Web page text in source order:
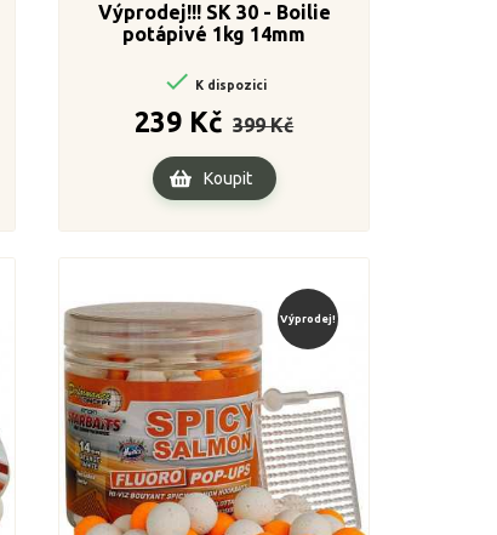
Výprodej!!! SK 30 - Boilie
potápivé 1kg 14mm
 K dispozici
239 Kč
cena
399 Kč
Koupit
Výprodej!